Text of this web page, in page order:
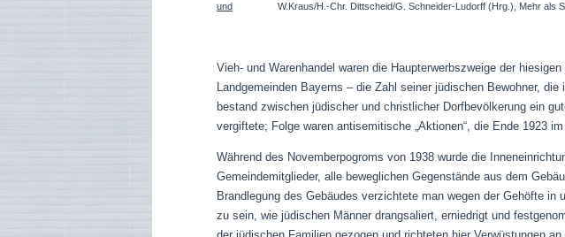
und W.Kraus/H.-Chr. Dittscheid/G. Schneider-Ludorff (Hrg.), Mehr als
Vieh- und Warenhandel waren die Haupterwerbszweige der
Landgemeinden Bayerns – die Zahl seiner jüdischen Bewohner,
bestand zwischen jüdischer und christlicher Dorfbevölkerung ein
vergiftete; Folge waren antisemitische „Aktionen“, die Ende 1923
Während des Novemberpogroms von 1938 wurde die
Gemeindemitglieder, alle beweglichen Gegenstände aus dem
Brandlegung des Gebäudes verzichtete man wegen der Gehöfte
zu sein, wie jüdischen Männer drangsaliert, erniedrigt und